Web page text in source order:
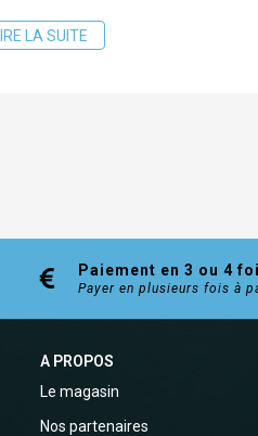
LIRE LA SUITE
Paiement en 3 ou 4
Payer en plusieurs fois à
A PROPOS
Le magasin
Nos partenaires